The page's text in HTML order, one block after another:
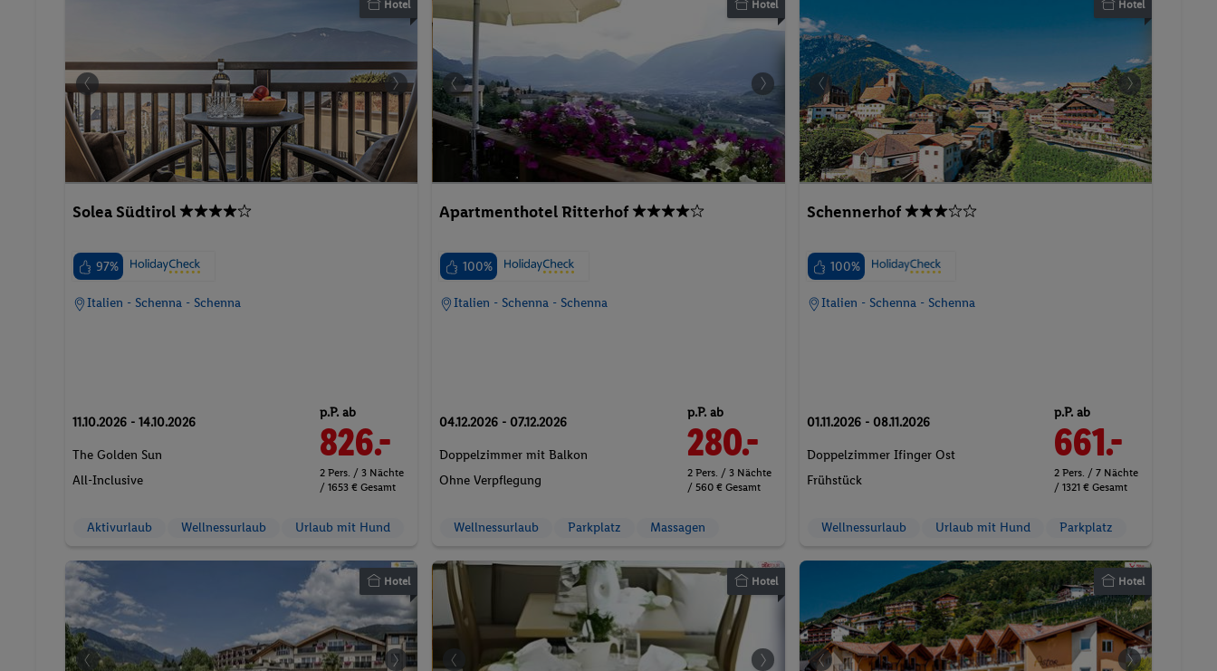
Hotel
Solea Südtirol
97%
Italien - Schenna - Schenna
11.10.2026 - 14.10.2026
The Golden Sun
All-Inclusive
p.P. ab
826.-
2 Pers. / 3 Nächte
/ 1653 € Gesamt
Aktivurlaub Wellnessurlaub Urlaub mit Hund
Hotel
Apartmenthotel Ritterhof
100%
Italien - Schenna - Schenna
04.12.2026 - 07.12.2026
Doppelzimmer mit Balkon
Ohne Verpflegung
p.P. ab
280.-
2 Pers. / 3 Nächte
/ 560 € Gesamt
Wellnessurlaub Parkplatz Massagen
Hotel
Schennerhof
100%
Italien - Schenna - Schenna
01.11.2026 - 08.11.2026
Doppelzimmer Ifinger Ost
Frühstück
p.P. ab
661.-
2 Pers. / 7 Nächte
/ 1321 € Gesamt
Wellnessurlaub Urlaub mit Hund Parkplatz
Hotel Hotel Hotel